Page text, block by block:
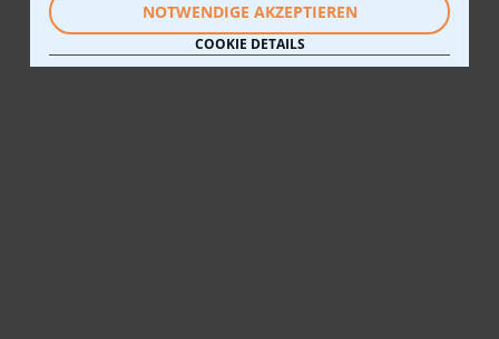
NOTWENDIGE AKZEPTIEREN
COOKIE DETAILS